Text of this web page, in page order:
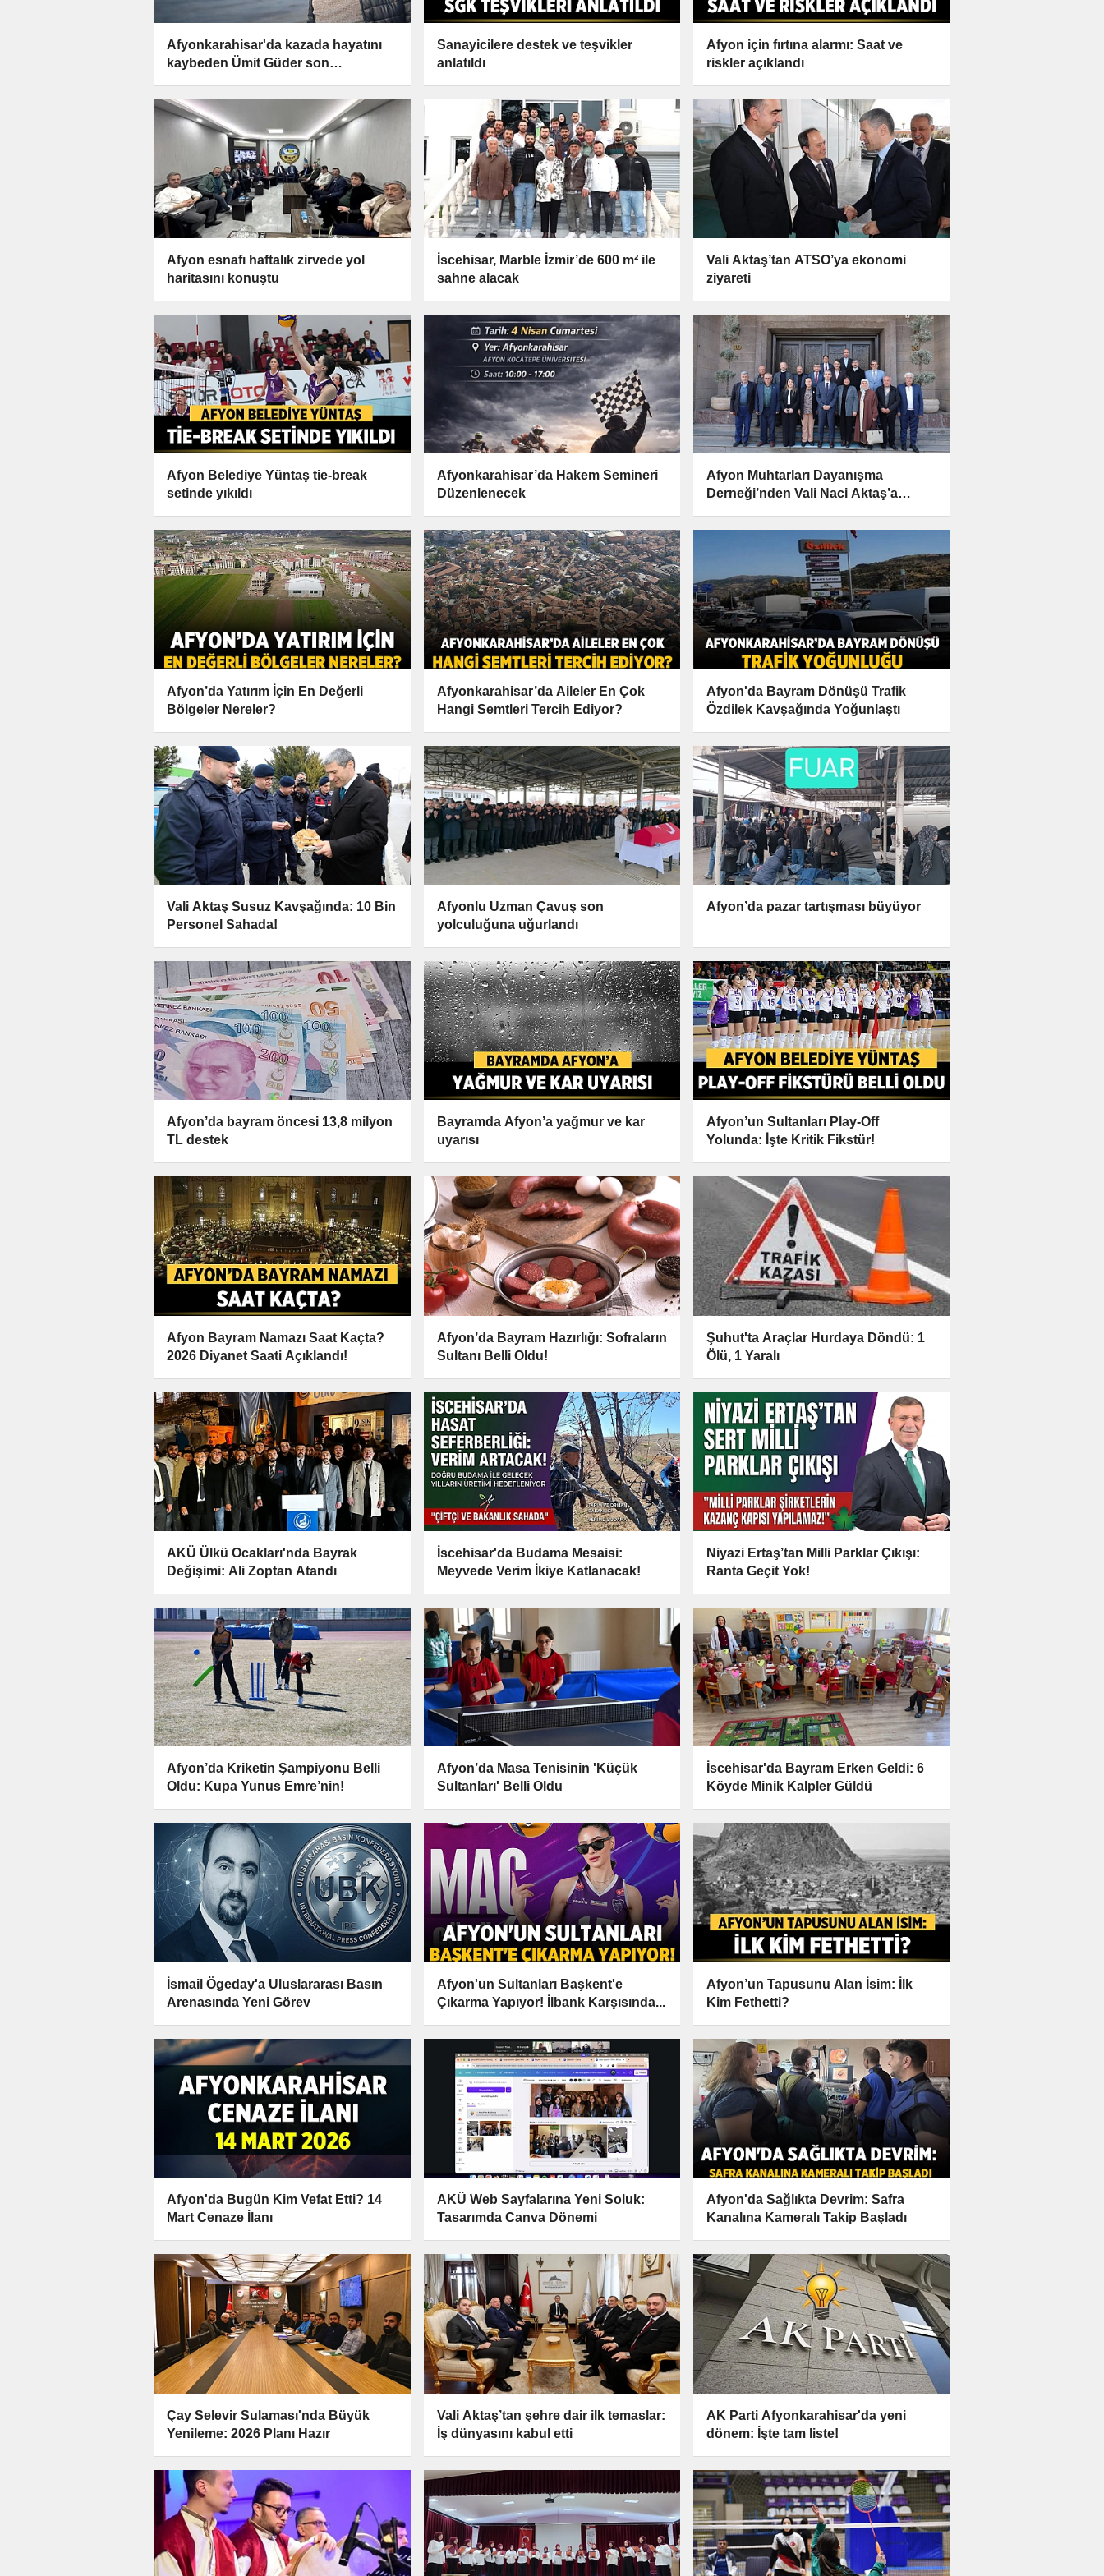
Afyonkarahisar'da kazada hayatını
kaybeden Ümit Güder son
Sanayicilere destek ve teşvikler
anlatıldı
Afyon için fırtına alarmı: Saat ve
riskler açıklandı
Afyon esnafı haftalık zirvede yol
haritasını konuştu
İscehisar, Marble İzmir’de 600 m² ile
sahne alacak
Vali Aktaş’tan ATSO’ya ekonomi
ziyareti
Afyon Belediye Yüntaş tie-break
setinde yıkıldı
Afyonkarahisar’da Hakem Semineri
Düzenlenecek
Afyon Muhtarları Dayanışma
Derneği’nden Vali Naci Aktaş’a
Afyon’da Yatırım İçin En Değerli
Bölgeler Nereler?
Afyonkarahisar’da Aileler En Çok
Hangi Semtleri Tercih Ediyor?
Afyon'da Bayram Dönüşü Trafik
Özdilek Kavşağında Yoğunlaştı
Vali Aktaş Susuz Kavşağında: 10 Bin
Personel Sahada!
Afyonlu Uzman Çavuş son
yolculuğuna uğurlandı
Afyon’da pazar tartışması büyüyor
Afyon’da bayram öncesi 13,8 milyon
TL destek
Bayramda Afyon’a yağmur ve kar
uyarısı
Afyon’un Sultanları Play-Off
Yolunda: İşte Kritik Fikstür!
Afyon Bayram Namazı Saat Kaçta?
2026 Diyanet Saati Açıklandı!
Afyon’da Bayram Hazırlığı: Sofraların
Sultanı Belli Oldu!
Şuhut'ta Araçlar Hurdaya Döndü: 1
Ölü, 1 Yaralı
AKÜ Ülkü Ocakları'nda Bayrak
Değişimi: Ali Zoptan Atandı
İscehisar'da Budama Mesaisi:
Meyvede Verim İkiye Katlanacak!
Niyazi Ertaş’tan Milli Parklar Çıkışı:
Ranta Geçit Yok!
Afyon’da Kriketin Şampiyonu Belli
Oldu: Kupa Yunus Emre’nin!
Afyon’da Masa Tenisinin 'Küçük
Sultanları' Belli Oldu
İscehisar'da Bayram Erken Geldi: 6
Köyde Minik Kalpler Güldü
İsmail Ögeday'a Uluslararası Basın
Arenasında Yeni Görev
Afyon'un Sultanları Başkent'e
Çıkarma Yapıyor! İlbank Karşısında...
Afyon’un Tapusunu Alan İsim: İlk
Kim Fethetti?
Afyon'da Bugün Kim Vefat Etti? 14
Mart Cenaze İlanı
AKÜ Web Sayfalarına Yeni Soluk:
Tasarımda Canva Dönemi
Afyon'da Sağlıkta Devrim: Safra
Kanalına Kameralı Takip Başladı
Çay Selevir Sulaması'nda Büyük
Yenileme: 2026 Planı Hazır
Vali Aktaş’tan şehre dair ilk temaslar:
İş dünyasını kabul etti
AK Parti Afyonkarahisar'da yeni
dönem: İşte tam liste!